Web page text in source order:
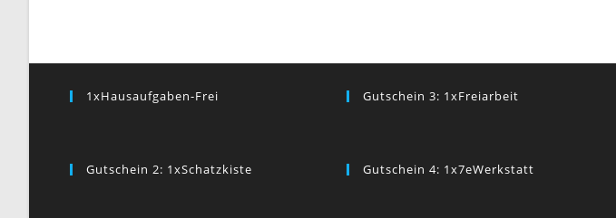
1xHausaufgaben-Frei
Gutschein 2: 1xSchatzkiste
Gutschein 3: 1xFreiarbeit
Gutschein 4: 1x7eWerkstatt